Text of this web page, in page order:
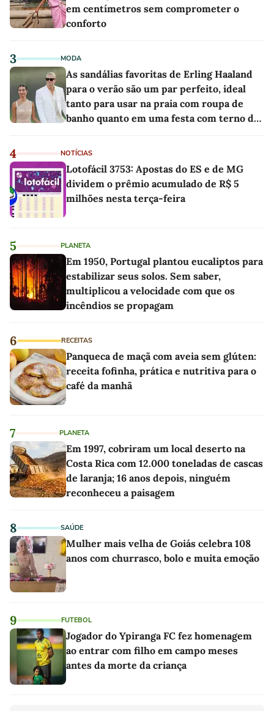
em centímetros sem comprometer o
conforto
3 MODA
As sandálias favoritas de Erling Haaland
para o verão são um par perfeito, ideal
tanto para usar na praia com roupa de
banho quanto em uma festa com terno de
4 NOTÍCIAS
Lotofácil 3753: Apostas do ES e de MG
dividem o prêmio acumulado de R$ 5
milhões nesta terça-feira
5 PLANETA
Em 1950, Portugal plantou eucaliptos para
estabilizar seus solos. Sem saber,
multiplicou a velocidade com que os
incêndios se propagam
6 RECEITAS
Panqueca de maçã com aveia sem glúten:
receita fofinha, prática e nutritiva para o
café da manhã
7 PLANETA
Em 1997, cobriram um local deserto na
Costa Rica com 12.000 toneladas de cascas
de laranja; 16 anos depois, ninguém
reconheceu a paisagem
8 SAÚDE
Mulher mais velha de Goiás celebra 108
anos com churrasco, bolo e muita emoção
9 FUTEBOL
Jogador do Ypiranga FC fez homenagem
ao entrar com filho em campo meses
antes da morte da criança